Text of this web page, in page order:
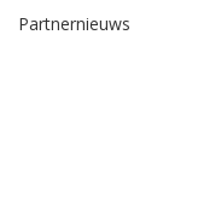
Partnernieuws